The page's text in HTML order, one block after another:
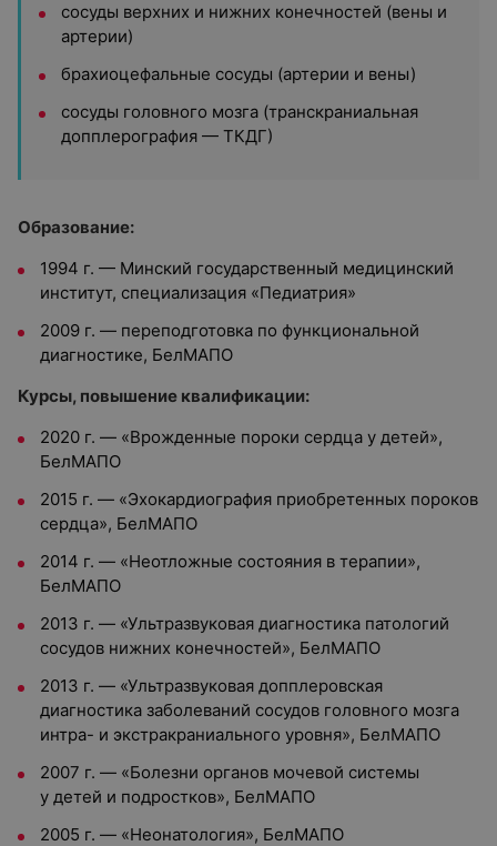
сосуды верхних и нижних конечностей (вены и
артерии)
брахиоцефальные сосуды (артерии и вены)
сосуды головного мозга (транскраниальная
допплерография — ТКДГ)
Образование:
1994 г. — Минский государственный медицинский
институт, специализация «Педиатрия»
2009 г. — переподготовка по функциональной
диагностике, БелМАПО
Курсы, повышение квалификации:
2020 г. — «Врожденные пороки сердца у детей»,
БелМАПО
2015 г. — «Эхокардиография приобретенных пороков
сердца», БелМАПО
2014 г. — «Неотложные состояния в терапии»,
БелМАПО
2013 г. — «Ультразвуковая диагностика патологий
сосудов нижних конечностей», БелМАПО
2013 г. — «Ультразвуковая допплеровская
диагностика заболеваний сосудов головного мозга
интра- и экстракраниального уровня», БелМАПО
2007 г. — «Болезни органов мочевой системы
у детей и подростков», БелМАПО
2005 г. — «Неонатология», БелМАПО